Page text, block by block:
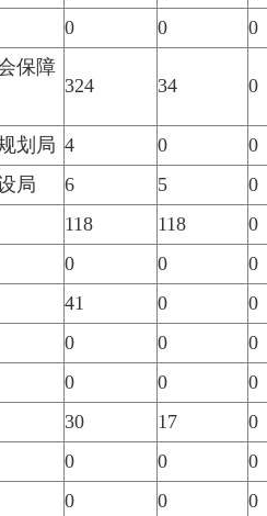
0 0 0
保障
324 34 0
划局 4 0
0
局 6 5
0
118 118
0
0 0
0
41 0
0
0 0
0
0 0
0
30 17
0
0 0
0
0 0
0